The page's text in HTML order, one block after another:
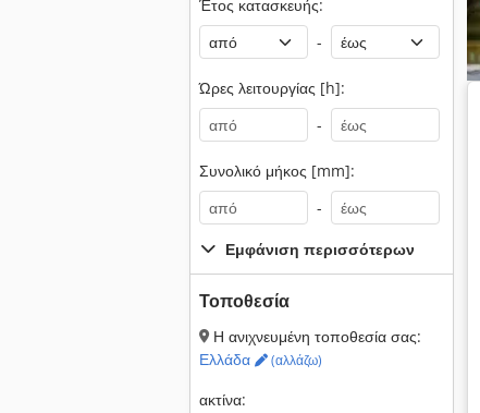
Έτος κατασκευής:
-
Ώρες λειτουργίας [h]:
-
Συνολικό μήκος [mm]:
-
Εμφάνιση περισσότερων
Τοποθεσία
Η ανιχνευμένη τοποθεσία σας:
Ελλάδα
(αλλάζω)
ακτίνα: